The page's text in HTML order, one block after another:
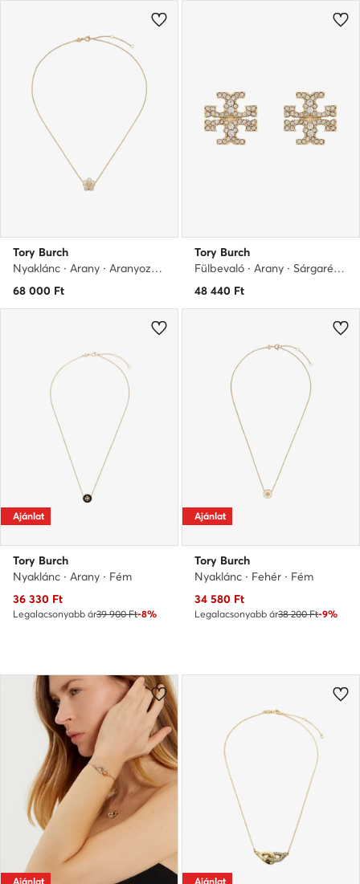
Tory Burch
Nyaklánc · Arany · Aranyozott sárgaréz
68 000 Ft
Tory Burch
Fülbevaló · Arany · Sárgaréz, Üveg
48 440 Ft
Ajánlat
Tory Burch
Nyaklánc · Arany · Fém
Aktuális ár
36 330 Ft
Legalacsonyabb ár39 900 Ft-8%
Ajánlat
Tory Burch
Nyaklánc · Fehér · Fém
Aktuális ár
34 580 Ft
Legalacsonyabb ár38 200 Ft-9%
Ajánlat Ajánlat